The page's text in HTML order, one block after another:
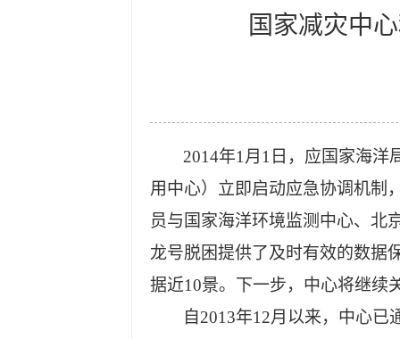
国家减灾中
2014年1月1日，应国家海洋
用中心）立即启动应急协调机制
员与国家海洋环境监测中心、北
龙号脱困提供了及时有效的数据
据近10景。下一步，中心将继续
自2013年12月以来，中心